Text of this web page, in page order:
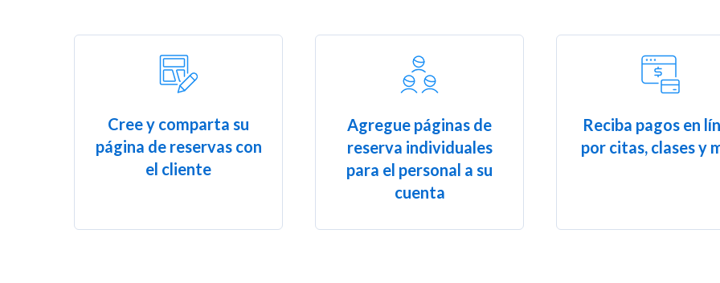
Cree y comparta su
página de reservas con
el cliente
Agregue páginas de
reserva individuales
para el personal a su
cuenta
Reciba pagos en
por citas, clases y